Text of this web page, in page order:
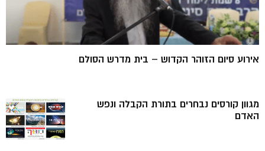
אירוע סיום הזוהר הקדוש – בית מדרש הסולם
מגוון קורסים נבחרים בתורת הקבלה ונפש
האדם